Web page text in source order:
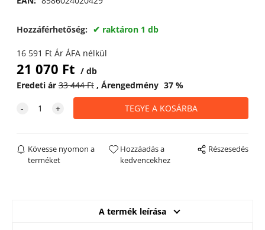
Hozzáférhetőség: raktáron 1 db
16 591 Ft Ár ÁFA nélkül
21 070 Ft
db
Eredeti ár 33 444Ft Árengedmény 37%
Kövesse nyomon a
terméket
Hozzáadás a
kedvencekhez
Részesedés
A termék leírása